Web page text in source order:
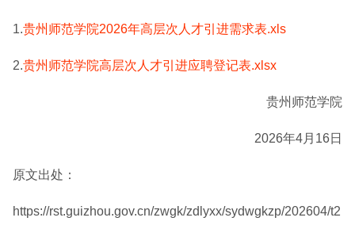
1.贵州师范学院2026年高层次人才引进需求表.xls
2.贵州师范学院高层次人才引进应聘登记表.xlsx
贵州师范学院
2026年4月16日
原文出处：
https://rst.guizhou.gov.cn/zwgk/zdlyxx/sydwgkzp/202604/t2